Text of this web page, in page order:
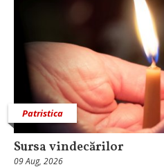
Patristica
Sursa vindecărilor
09 Aug, 2026